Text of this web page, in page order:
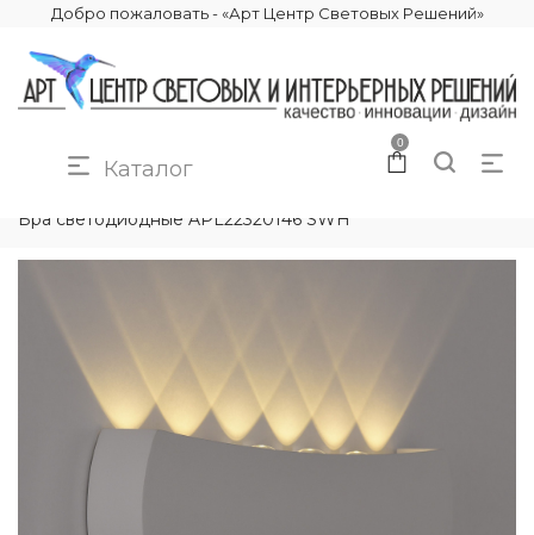
Добро пожаловать - «Арт Центр Световых Решений»
Каталог
0
Бра светодиодные APL22320146 SWH